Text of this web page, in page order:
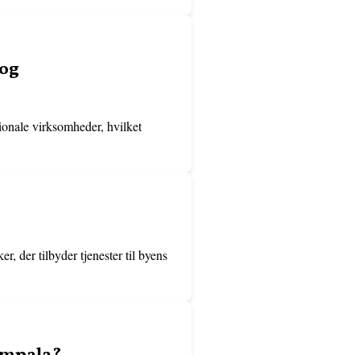
virksomheder, hvilket
der tilbyder tjenester til byens